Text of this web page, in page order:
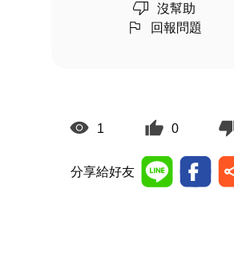
沒幫助
回報問題
1 0
分享給好友